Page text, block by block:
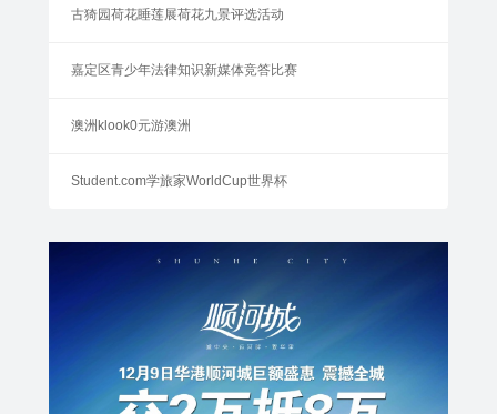
古猗园荷花睡莲展荷花九景评选活动
嘉定区青少年法律知识新媒体竞答比赛
澳洲klook0元游澳洲
Student.com学旅家WorldCup世界杯